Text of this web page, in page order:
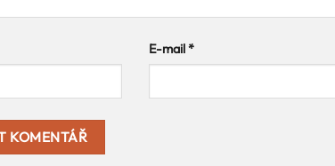
E-mail*